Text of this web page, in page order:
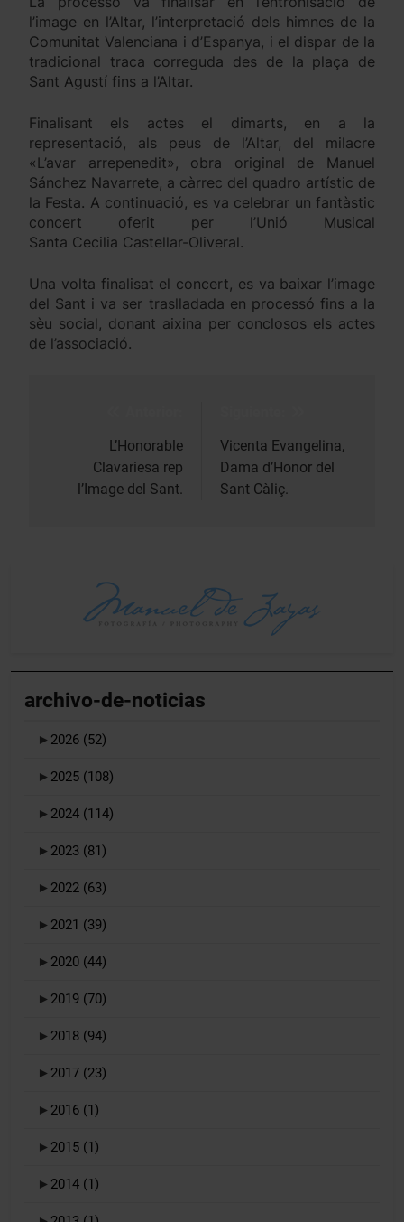
l’image en l’Altar, l’interpretació dels himnes de la
Comunitat Valenciana i d’Espanya, i el dispar de la
tradicional traca correguda des de la plaça de
Sant Agustí fins a l’Altar.
Finalisant els actes el dimarts, en a la
representació, als peus de l’Altar, del milacre
«L’avar arrepenedit», obra original de Manuel
Sánchez Navarrete, a càrrec del quadro artístic de
la Festa. A continuació, es va celebrar un fantàstic
concert oferit per l’Unió Musical
Santa Cecilia Castellar-Oliveral.
Una volta finalisat el concert, es va baixar l’image
del Sant i va ser traslladada en processó fins a la
sèu social, donant aixina per conclosos els actes
de l’associació.
entradas
L’Honorable
Clavariesa rep
l’Image del Sant.
Vicenta Evangelina,
Dama d’Honor del
Sant Càliç.
archivo-de-noticias
► 2026 (52)
► 2025 (108)
► 2024 (114)
► 2023 (81)
► 2022 (63)
► 2021 (39)
► 2020 (44)
► 2019 (70)
► 2018 (94)
► 2017 (23)
► 2016 (1)
► 2015 (1)
► 2014 (1)